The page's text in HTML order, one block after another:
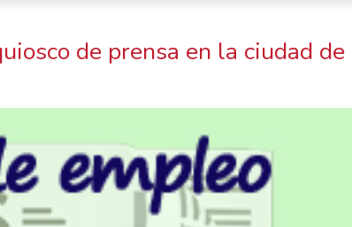
de prensa en la ciudad de